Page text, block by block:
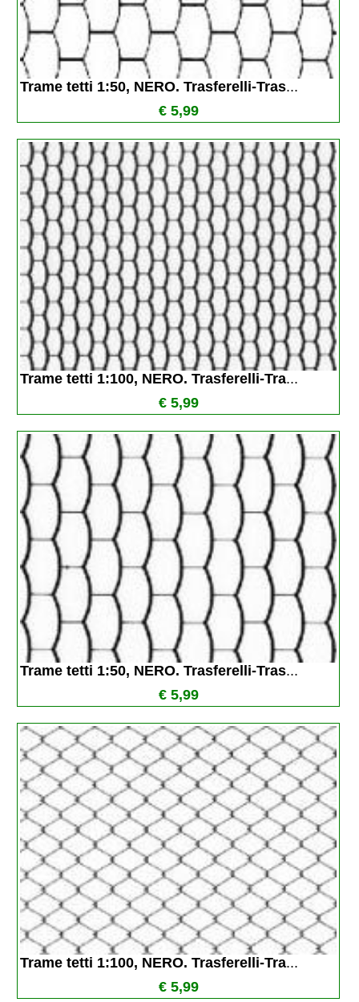
Trame tetti 1:50, NERO. Trasferelli-Tras...
€ 5,99
Trame tetti 1:100, NERO. Trasferelli-Tra...
€ 5,99
Trame tetti 1:50, NERO. Trasferelli-Tras...
€ 5,99
Trame tetti 1:100, NERO. Trasferelli-Tra...
€ 5,99